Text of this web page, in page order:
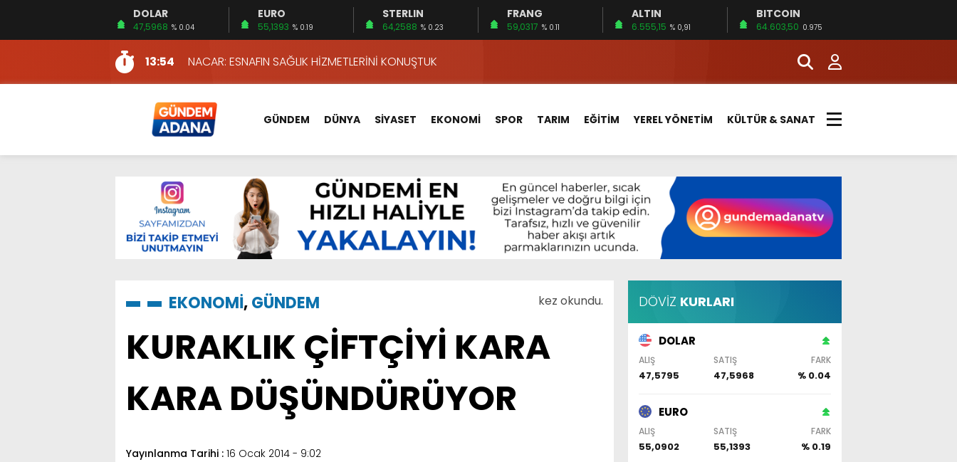
DOLAR
47,5968 % 0.04
EURO
55,1393 % 0.19
STERLIN
64,2588 % 0.23
FRANG
59,0317 % 0.11
ALTIN
6.555,15 % 0,91
BITCOIN
64.603,50 0.975
11:22
KIZILAY’DAN MAHALLE MAHALLE KAN BAĞIŞI SEFERBERLİĞİ
10:06
ADANA’DAKİ CİNAYETLER MECLİSTE KONUŞULDU
13:54
NACAR: ESNAFIN SAĞLIK HİZMETLERİNİ KONUŞTUK
13:19
NACAR, DAHA İYİ SAĞLIK HİZMETLERİ İÇİN SAHADA
7:26
SULAMA KANALLARINDAKİ BOĞULMALARI ÖNLEMEK İÇİN GÖRÜŞTÜLER…
14:24
HERKES İÇİN ERİŞİLEBİLİR BEYİN SAĞLIĞI!
14:22
EMEKLİLER EN DÜŞÜK EMEKLİ AYLIĞININ 40 BİN LİRA OLMASINI İSTİYOR!
İKİNCİ 500’DE ADANA’DAN 15 FİRMA
13:48
HAFTA SONUNA ÖZEL KİTAPLAR…
12:54
YÜKSEL YEŞİLOVA, KOSOVA YOLUNDA…
11:22
KIZILAY’DAN MAHALLE MAHALLE KAN BAĞIŞI SEFERBERLİĞİ
GÜNDEM DÜNYA SİYASET EKONOMİ SPOR TARIM EĞİTİM YEREL YÖNETİM KÜLTÜR & SANAT
EKONOMİ,GÜNDEM kez okundu.
KURAKLIK ÇİFTÇİYİ KARA
KARA DÜŞÜNDÜRÜYOR
Yayınlanma Tarihi : 16 Ocak 2014 - 9:02
DÖVİZ KURLARI
DOLAR
ALIŞ SATIŞ FARK
47,5795 47,5968 % 0.04
EURO
ALIŞ SATIŞ FARK
55,0902 55,1393 % 0.19